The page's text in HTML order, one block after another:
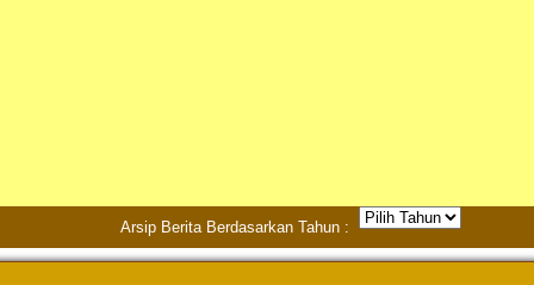
Arsip Berita Berdasarkan Tahun :